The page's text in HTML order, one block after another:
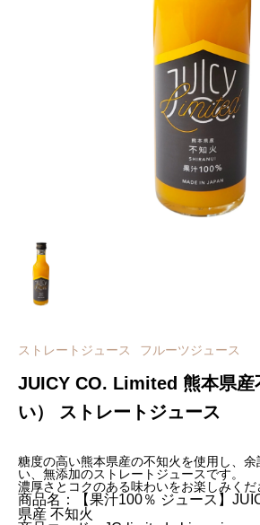
ストレートジュース フルーツジュース
JUICY CO. Limited 熊本県産
い） ストレートジュース
糖度の高い熊本県産の不知火を使用し、
い、無添加のストレートジュースです。
濃厚さとコクのある味わいをお楽しみくだ
商品名：【果汁100％ ジュース】
県産 不知火